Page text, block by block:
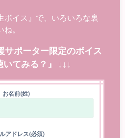
ボイス』で、いろいろな裏
。
サポーター限定のボイス
いてみる？』 ↓↓↓
お名前(姓)
アドレス(必須)